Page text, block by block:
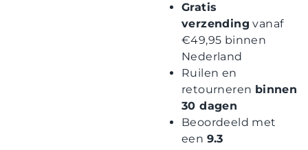
Gratis
verzending vanaf
€49,95 binnen
Nederland
Ruilen en
retourneren binnen
30 dagen
Beoordeeld met
een 9.3